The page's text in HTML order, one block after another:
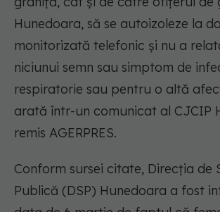
Hunedoara, să se autoizoleze la
monitorizată telefonic şi nu a
niciunui semn sau simptom de
respiratorie sau pentru o altă
arată într-un comunicat al CJCIP
remis AGERPRES.
Conform sursei citate, Direcţia de
Publică (DSP) Hunedoara a fost